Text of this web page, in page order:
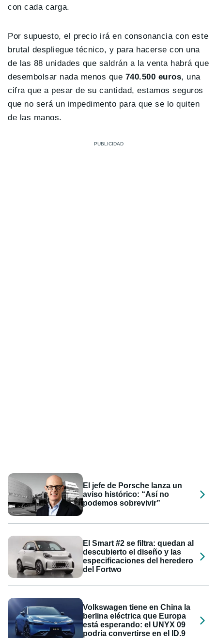
con cada carga.
Por supuesto, el precio irá en consonancia con este
brutal despliegue técnico, y para hacerse con una
de las 88 unidades que saldrán a la venta habrá que
desembolsar nada menos que 740.500 euros, una
cifra que a pesar de su cantidad, estamos seguros
que no será un impedimento para que se lo quiten
de las manos.
El jefe de Porsche lanza un
aviso histórico: “Así no
podemos sobrevivir”
El Smart #2 se filtra: quedan al
descubierto el diseño y las
especificaciones del heredero
del Fortwo
Volkswagen tiene en China la
berlina eléctrica que Europa
está esperando: el UNYX 09
podría convertirse en el ID.9